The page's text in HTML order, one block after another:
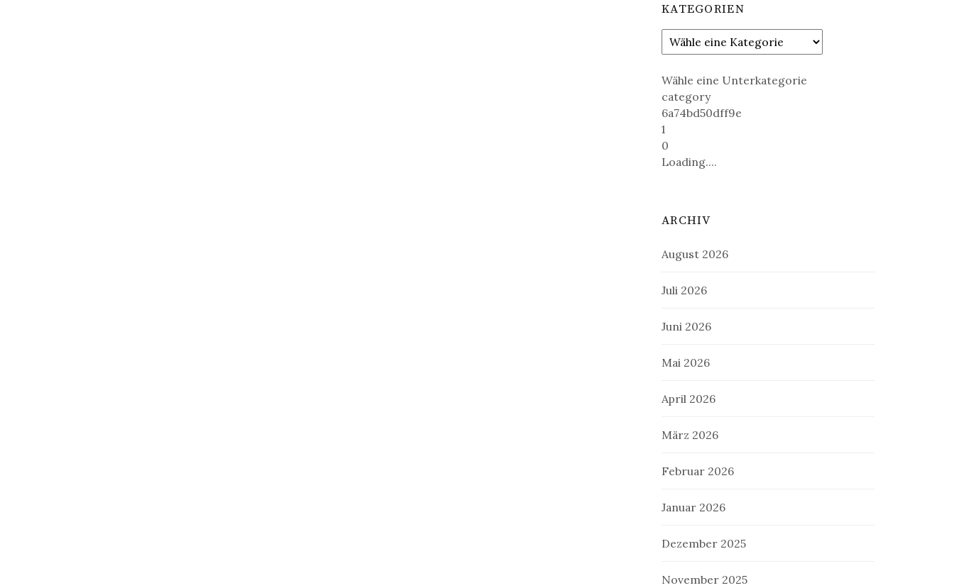
KATEGORIEN
Wähle eine Unterkategorie
category
6a74bd50dff9e
1
0
Loading....
ARCHIV
August 2026
Juli 2026
Juni 2026
Mai 2026
April 2026
März 2026
Februar 2026
Januar 2026
Dezember 2025
November 2025